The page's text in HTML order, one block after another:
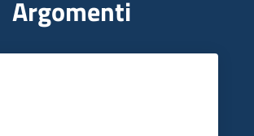
Argomenti